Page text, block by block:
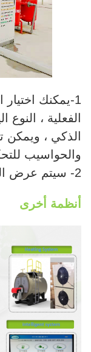
1-يمكنك اختيار
الفعلية ، النوع
الذكي ، ويمكن
والحواسيب
2- سيتم عرض المزيد من التفاصيل في الاقتراح.
أنظمة أخرى